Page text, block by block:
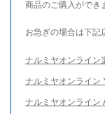
商品のご購入ができ
お急ぎの場合は下記
ナルミヤオンライン
ナルミヤオンライン
ナルミヤオンライン